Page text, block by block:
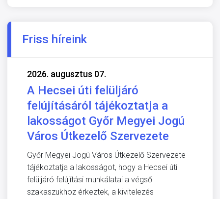
Friss híreink
2026. augusztus 07.
A Hecsei úti felüljáró
felújításáról tájékoztatja a
lakosságot Győr Megyei Jogú
Város Útkezelő Szervezete
Győr Megyei Jogú Város Útkezelő Szervezete
tájékoztatja a lakosságot, hogy a Hecsei úti
felüljáró felújítási munkálatai a végső
szakaszukhoz érkeztek, a kivitelezés